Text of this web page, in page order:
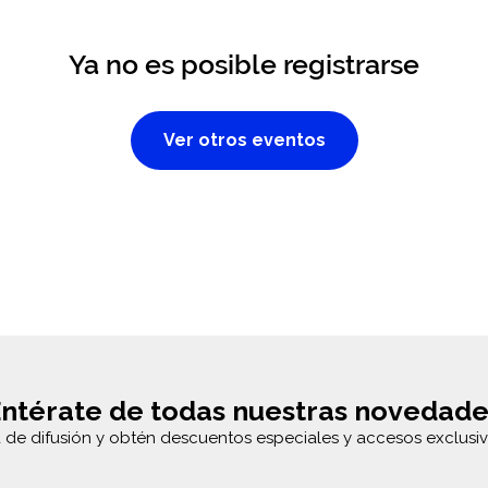
Ya no es posible registrarse
Ver otros eventos
de todas nuestras
de difusión y obtén descuentos especiales y accesos